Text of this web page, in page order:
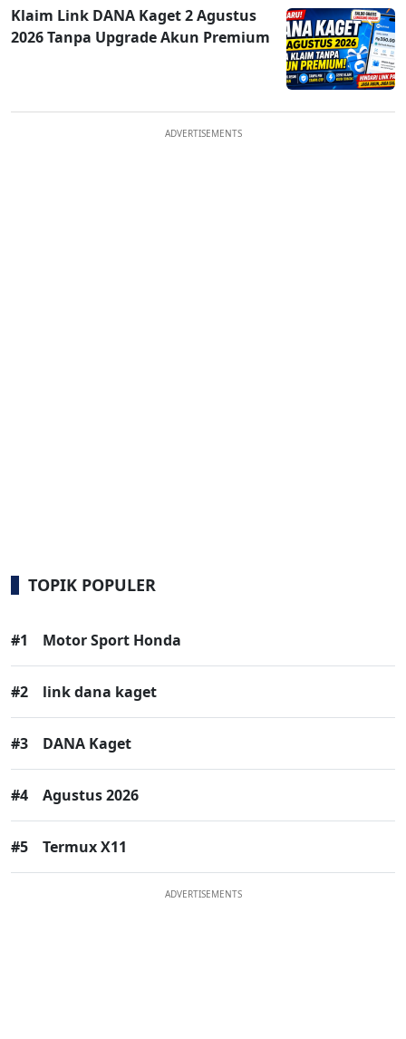
Klaim Link DANA Kaget 2 Agustus
2026 Tanpa Upgrade Akun Premium
ADVERTISEMENTS
TOPIK POPULER
#1 Motor Sport Honda
#2 link dana kaget
#3 DANA Kaget
#4 Agustus 2026
#5 Termux X11
ADVERTISEMENTS